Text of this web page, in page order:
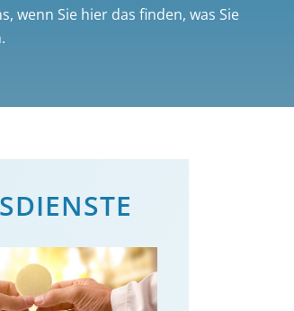
wenn Sie hier das finden, was Sie